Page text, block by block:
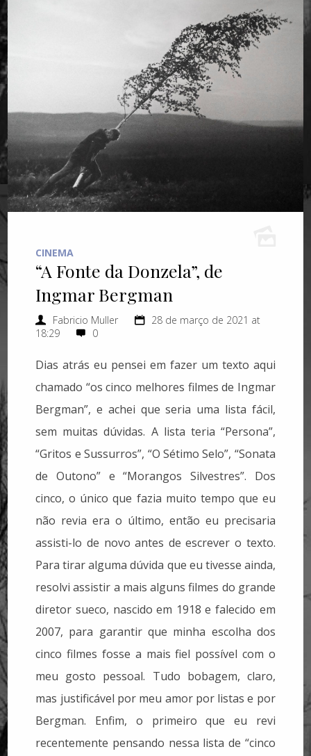
CINEMA
“A Fonte da Donzela”, de
Ingmar Bergman
Fabricio Muller
28 de março de 2021 at
18:29
0
Dias atrás eu pensei em fazer um texto aqui
chamado “os cinco melhores filmes de Ingmar
Bergman”, e achei que seria uma lista fácil,
sem muitas dúvidas. A lista teria “Persona”,
“Gritos e Sussurros”, “O Sétimo Selo”, “Sonata
de Outono” e “Morangos Silvestres”. Dos
cinco, o único que fazia muito tempo que eu
não revia era o último, então eu precisaria
assisti-lo de novo antes de escrever o texto.
Para tirar alguma dúvida que eu tivesse ainda,
resolvi assistir a mais alguns filmes do grande
diretor sueco, nascido em 1918 e falecido em
2007, para garantir que minha escolha dos
cinco filmes fosse a mais fiel possível com o
meu gosto pessoal. Tudo bobagem, claro,
mas justificável por meu amor por listas e por
Bergman. Enfim, o primeiro que eu revi
recentemente pensando nessa lista de “cinco